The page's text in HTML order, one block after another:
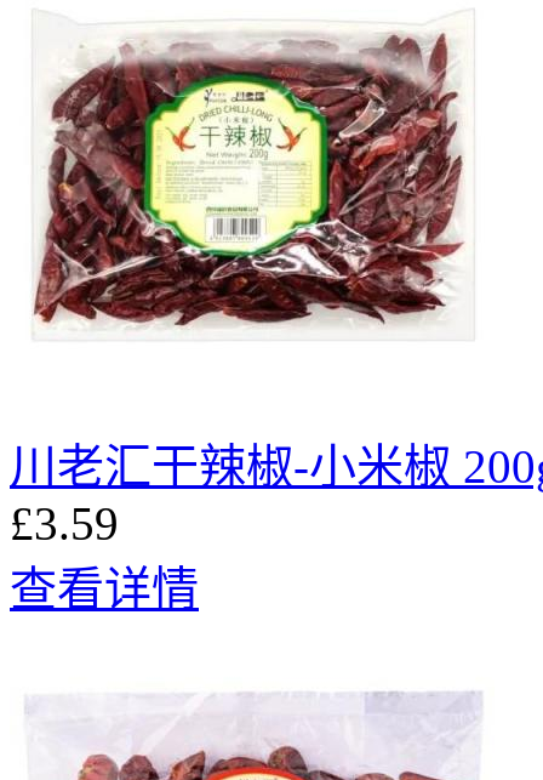
川老汇干辣椒-小米椒
£3.59
查看详情